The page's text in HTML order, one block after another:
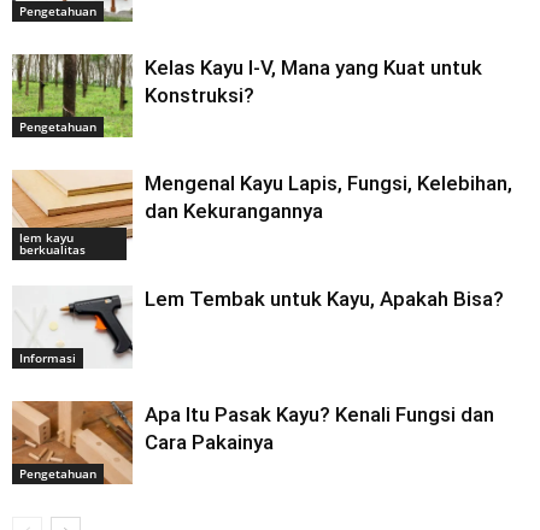
Pengetahuan
Pengetahuan
Kelas Kayu I-V, Mana yang Kuat untuk
Konstruksi?
lem kayu
berkualitas
Mengenal Kayu Lapis, Fungsi, Kelebihan,
dan Kekurangannya
Informasi
Lem Tembak untuk Kayu, Apakah Bisa?
Pengetahuan
Apa Itu Pasak Kayu? Kenali Fungsi dan
Cara Pakainya